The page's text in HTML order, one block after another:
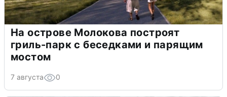
На острове Молокова построят
гриль-парк с беседками и парящим
мостом
7 августа 0